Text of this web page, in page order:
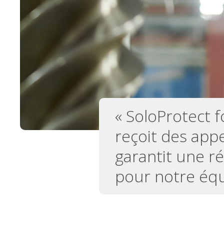
« SoloProtect
reçoit des
garantit une
pour notre